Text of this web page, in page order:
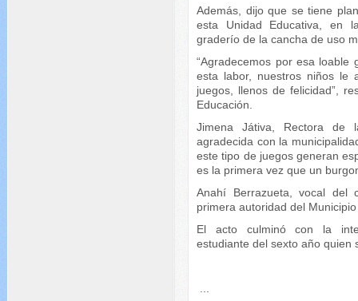
Además, dijo que se tiene
esta Unidad Educativa, en
graderío de la cancha de uso
“Agradecemos por esa
esta labor, nuestros niños le
juegos, llenos de felicidad”,
Educación.
Jimena Játiva, Rectora de
agradecida con la
este tipo de juegos generan
es la primera vez que un
Anahí Berrazueta, vocal del
primera autoridad del
El acto culminó con la
estudiante del sexto año quien